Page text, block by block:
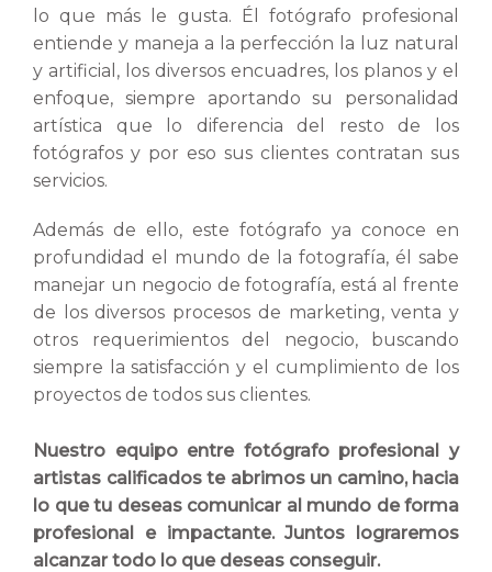
lo que más le gusta. Él fotógrafo profesional
entiende y maneja a la perfección la luz natural
y artificial, los diversos encuadres, los planos y el
enfoque, siempre aportando su personalidad
artística que lo diferencia del resto de los
fotógrafos y por eso sus clientes contratan sus
servicios.
Además de ello, este fotógrafo ya conoce en
profundidad el mundo de la fotografía, él sabe
manejar un negocio de fotografía, está al frente
de los diversos procesos de marketing, venta y
otros requerimientos del negocio, buscando
siempre la satisfacción y el cumplimiento de los
proyectos de todos sus clientes.
Nuestro equipo entre fotógrafo profesional y
artistas calificados te abrimos un camino, hacia
lo que tu deseas comunicar al mundo de forma
profesional e impactante. Juntos lograremos
alcanzar todo lo que deseas conseguir.